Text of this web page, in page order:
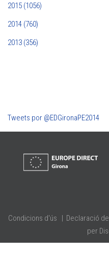
2015 (1056)
2014 (760)
2013 (356)
Tweets por @EDGironaPE2014
Condicions d'ús | Declaració
per